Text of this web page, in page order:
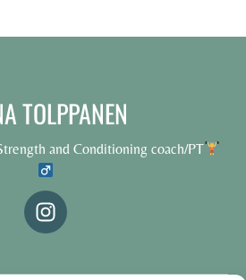
TOLPPANEN
and Conditioning coach/PT